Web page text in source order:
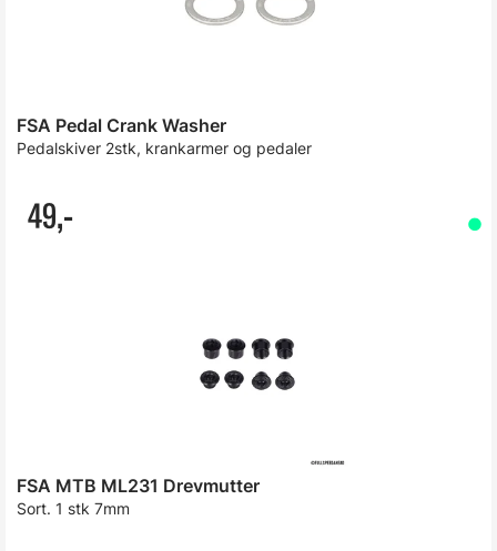
FSA Pedal Crank Washer
Pedalskiver 2stk, krankarmer og pedaler
49,-
FSA MTB ML231 Drevmutter
Sort. 1 stk 7mm